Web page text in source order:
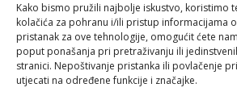
Kako bismo pružili najbolje iskustvo, koristimo
kolačića za pohranu i/ili pristup informacijama
pristanak za ove tehnologije, omogućit ćete
poput ponašanja pri pretraživanju ili
stranici. Nepoštivanje pristanka ili povlačenje
utjecati na određene funkcije i značajke.
Branilaca Bosne, 75 300 Lukavac
+387 35 555 999
info@pconer.ba